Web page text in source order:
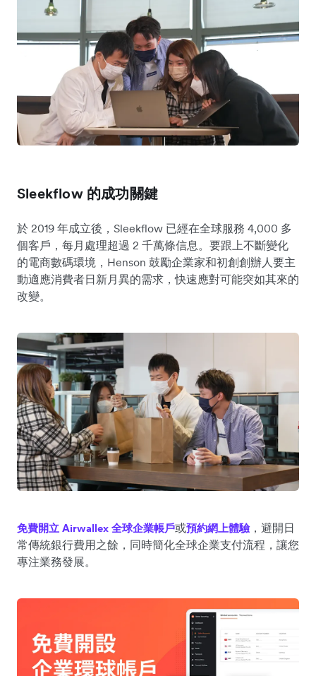
Sleekflow 的成功關鍵
於 2019 年成立後，Sleekflow 已經在全球服務 4,000 多
個客戶，每月處理超過 2 千萬條信息。要跟上不斷變化
的電商數碼環境，Henson 鼓勵企業家和初創創辦人要主
動適應消費者日新月異的需求，快速應對可能突如其來的
改變。
免費開立 Airwallex 全球企業帳戶或預約網上體驗，避開日
常傳統銀行費用之餘，同時簡化全球企業支付流程，讓您
專注業務發展。